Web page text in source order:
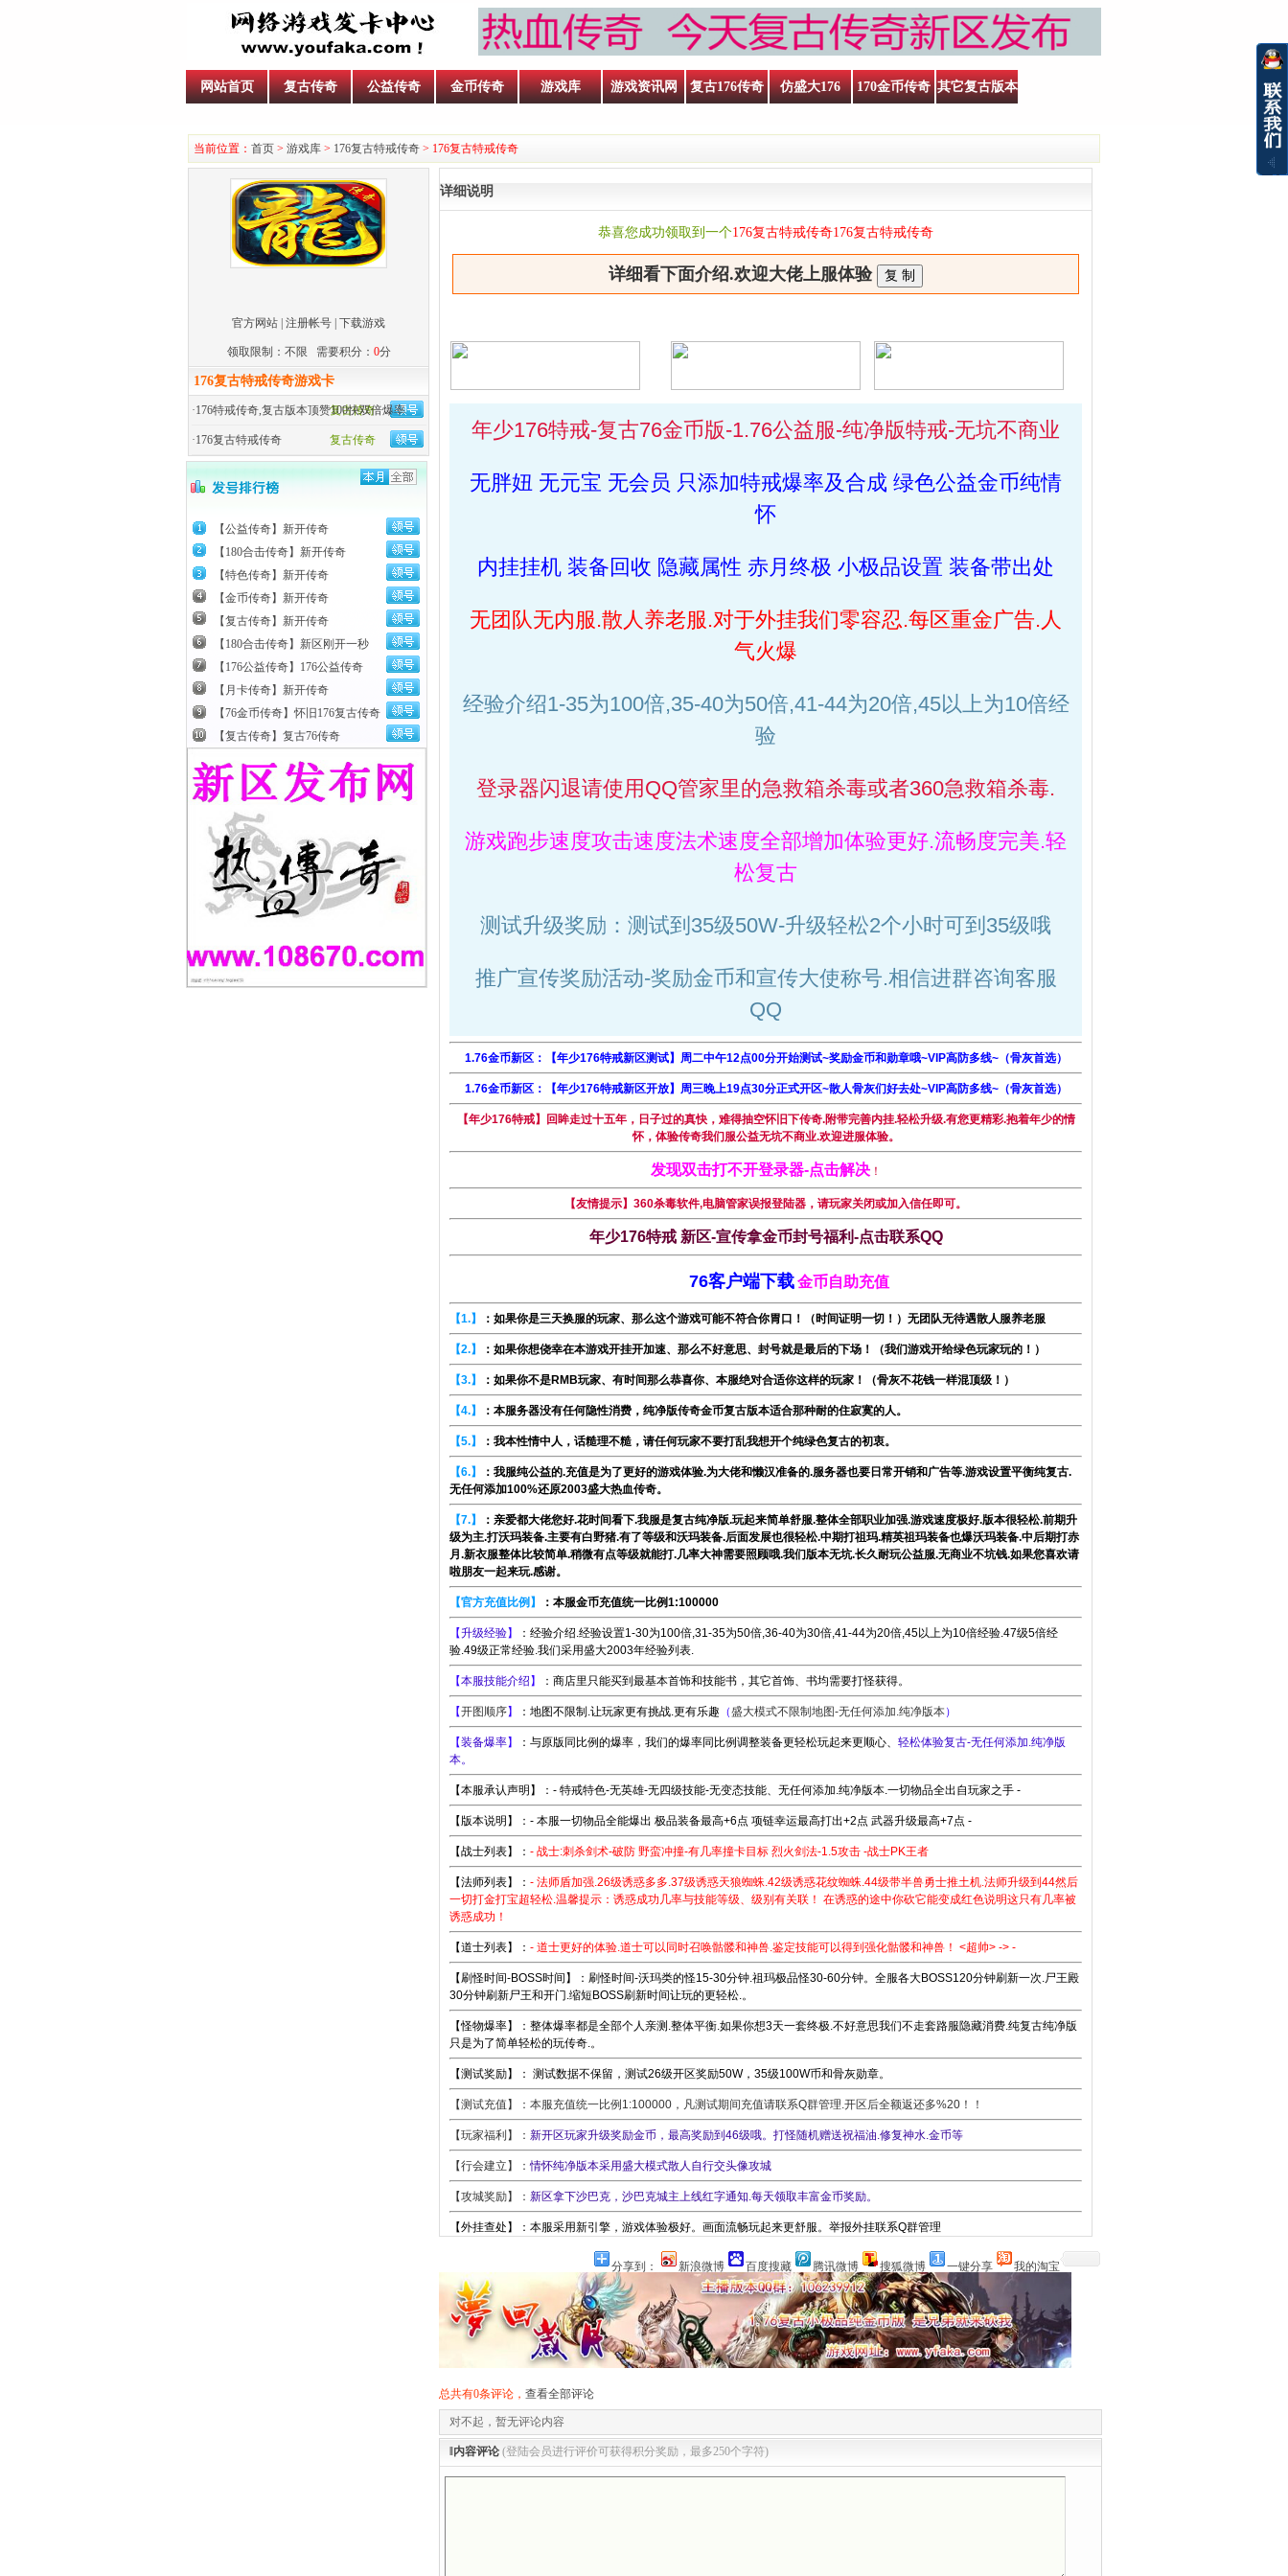
网站首页 复古传奇 公益传奇 金币传奇 游戏库 游戏资讯网 复古176传奇 仿盛大176 170金币传奇 其它复古版本
当前位置： 首页 > 游戏库 > 176复古特戒传奇 > 176复古特戒传奇
官方网站 注册帐号 下载游戏
领取限制：不限 需要积分： 0分
176复古特戒传奇游戏卡
复古传奇
·176特戒传奇,复古版本顶赞100快双倍爆率
复古传奇
·176复古特戒传奇
【公益传奇】新开传奇
【180合击传奇】新开传奇
【特色传奇】新开传奇
【金币传奇】新开传奇
【复古传奇】新开传奇
【180合击传奇】新区刚开一秒
【176公益传奇】176公益传奇
【月卡传奇】新开传奇
【76金币传奇】怀旧176复古传奇
【复古传奇】复古76传奇
详细说明
恭喜您成功领取到一个176复古特戒传奇176复古特戒传奇
详细看下面介绍.欢迎大佬上服体验
年少176特戒-复古76金币版-1.76公益服-纯净版特戒-无坑不商业
无胖妞 无元宝 无会员 只添加特戒爆率及合成 绿色公益金币纯情
怀
内挂挂机 装备回收 隐藏属性 赤月终极 小极品设置 装备带出处
无团队无内服.散人养老服.对于外挂我们零容忍.每区重金广告.人
气火爆
经验介绍1-35为100倍,35-40为50倍,41-44为20倍,45以上为10倍经
验
登录器闪退请使用QQ管家里的急救箱杀毒或者360急救箱杀毒.
游戏跑步速度攻击速度法术速度全部增加体验更好.流畅度完美.轻
松复古
测试升级奖励：测试到35级50W-升级轻松2个小时可到35级哦
推广宣传奖励活动-奖励金币和宣传大使称号.相信进群咨询客服
QQ
1.76金币新区：【年少176特戒新区测试】周二中午12点00分开始测试~奖励金币和勋章哦~VIP高防多线~（骨灰首选）
1.76金币新区：【年少176特戒新区开放】周三晚上19点30分正式开区~散人骨灰们好去处~VIP高防多线~（骨灰首选）
【年少176特戒】回眸走过十五年，日子过的真快，难得抽空怀旧下传奇.附带完善内挂.轻松升级.有您更精彩.抱着年少的情
怀，体验传奇我们服公益无坑不商业.欢迎进服体验。
发现双击打不开登录器-点击解决！
【友情提示】360杀毒软件,电脑管家误报登陆器，请玩家关闭或加入信任即可。
年少176特戒 新区-宣传拿金币封号福利-点击联系QQ
76客户端下载 金币自助充值
【1.】 ：如果你是三天换服的玩家、那么这个游戏可能不符合你胃口！（时间证明一切！）无团队无待遇散人服养老服
【2.】 ：如果你想侥幸在本游戏开挂开加速、那么不好意思、封号就是最后的下场！（我们游戏开给绿色玩家玩的！）
【3.】 ：如果你不是RMB玩家、有时间那么恭喜你、本服绝对合适你这样的玩家！（骨灰不花钱一样混顶级！）
【4.】 ：本服务器没有任何隐性消费，纯净版传奇金币复古版本适合那种耐的住寂寞的人。
【5.】 ：我本性情中人，话糙理不糙，请任何玩家不要打乱我想开个纯绿色复古的初衷。
【6.】
：我服纯公益的.充值是为了更好的游戏体验.为大佬和懒汉准备的.服务器也要日常开销和广告等.游戏设置平衡纯复古.
无任何添加100%还原2003盛大热血传奇。
【7.】
：亲爱都大佬您好.花时间看下.我服是复古纯净版.玩起来简单舒服.整体全部职业加强.游戏速度极好.版本很轻松.前期升
级为主.打沃玛装备.主要有白野猪.有了等级和沃玛装备.后面发展也很轻松.中期打祖玛.精英祖玛装备也爆沃玛装备.中后期打赤
月.新衣服整体比较简单.稍微有点等级就能打.几率大神需要照顾哦.我们版本无坑.长久耐玩公益服.无商业不坑钱.如果您喜欢请
啦朋友一起来玩.感谢。
【官方充值比例】 ：本服金币充值统一比例1:100000
【升级经验】
：经验介绍.经验设置1-30为100倍,31-35为50倍,36-40为30倍,41-44为20倍,45以上为10倍经验.47级5倍经
验.49级正常经验.我们采用盛大2003年经验列表.
【本服技能介绍 】 ：商店里只能买到最基本首饰和技能书，其它首饰、书均需要打怪获得。
【开图顺序】 ：地图不限制.让玩家更有挑战.更有乐趣 （盛大模式不限制地图-无任何添加.纯净版本）
【装备爆率】 ：与原版同比例的爆率，我们的爆率同比例调整装备更轻松玩起来更顺心、轻松体验复古-无任何添加.纯净版
本。
【本服承认声明】：- 特戒特色-无英雄-无四级技能-无变态技能、无任何添加.纯净版本.一切物品全出自玩家之手 -
【版本说明】：- 本服一切物品全能爆出 极品装备最高+6点 项链幸运最高打出+2点 武器升级最高+7点 -
【战士列表】：- 战士:刺杀剑术-破防 野蛮冲撞-有几率撞卡目标 烈火剑法-1.5攻击 -战士PK王者
【法师列表】：- 法师盾加强.26级诱惑多多.37级诱惑天狼蜘蛛.42级诱惑花纹蜘蛛.44级带半兽勇士推土机.法师升级到44然后
一切打金打宝超轻松.温馨提示：诱惑成功几率与技能等级、级别有关联！ 在诱惑的途中你砍它能变成红色说明这只有几率被
诱惑成功！
【道士列表】：- 道士更好的体验.道士可以同时召唤骷髅和神兽.鉴定技能可以得到强化骷髅和神兽！ <超帅> -> -
【刷怪时间-BOSS时间】：刷怪时间-沃玛类的怪15-30分钟.祖玛极品怪30-60分钟。全服各大BOSS120分钟刷新一次.尸王殿
30分钟刷新尸王和开门.缩短BOSS刷新时间让玩的更轻松.。
【怪物爆率】：整体爆率都是全部个人亲测.整体平衡.如果你想3天一套终极.不好意思我们不走套路服隐藏消费.纯复古纯净版
只是为了简单轻松的玩传奇.。
【测试奖励】： 测试数据不保留，测试26级开区奖励50W，35级100W币和骨灰勋章。
【测试充值】：本服充值统一比例1:100000，凡测试期间充值请联系Q群管理.开区后全额返还多%20！！
【玩家福利】：新开区玩家升级奖励金币，最高奖励到46级哦。打怪随机赠送祝福油.修复神水.金币等
【行会建立】：情怀纯净版本采用盛大模式散人自行交头像攻城
【攻城奖励】：新区拿下沙巴克，沙巴克城主上线红字通知.每天领取丰富金币奖励。
【外挂查处】：本服采用新引擎，游戏体验极好。画面流畅玩起来更舒服。举报外挂联系Q群管理
分享到： 新浪微博 百度搜藏 腾讯微博 搜狐微博 一键分享 我的淘宝
总共有0条评论， 查看全部评论
对不起，暂无评论内容
‖内容评论 (登陆会员进行评价可获得积分奖励，最多250个字符)